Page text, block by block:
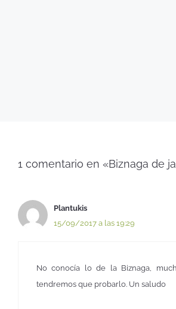
1 comentario en «Biznaga de
Plantukis
15/09/2017 a las 19:29
No conocía lo de la Biznaga,
tendremos que probarlo. Un saludo